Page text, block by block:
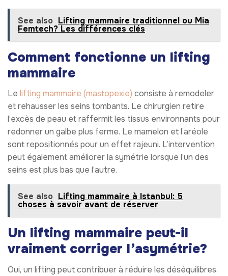
See also Lifting mammaire traditionnel ou Mia
Femtech? Les différences clés
Comment fonctionne un lifting
mammaire
Le lifting mammaire (mastopexie) consiste à remodeler
et rehausser les seins tombants. Le chirurgien retire
l’excès de peau et raffermit les tissus environnants pour
redonner un galbe plus ferme. Le mamelon et l’aréole
sont repositionnés pour un effet rajeuni. L’intervention
peut également améliorer la symétrie lorsque l’un des
seins est plus bas que l’autre.
See also Lifting mammaire à Istanbul: 5
choses à savoir avant de réserver
Un lifting mammaire peut-il
vraiment corriger l’asymétrie?
Oui, un lifting peut contribuer à réduire les déséquilibres.